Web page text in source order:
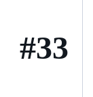
#33